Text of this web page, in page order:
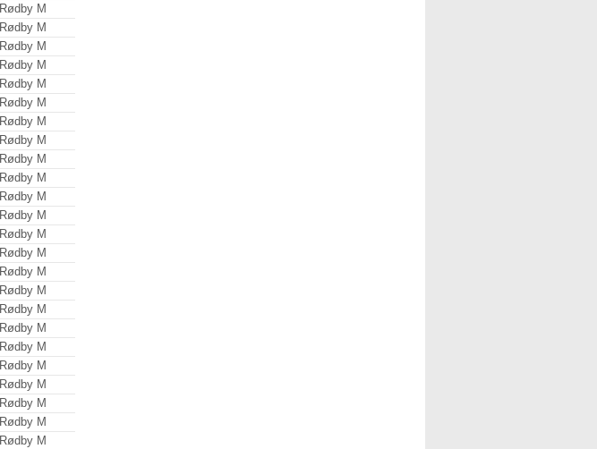
Rødby M
Rødby M
Rødby M
Rødby M
Rødby M
Rødby M
Rødby M
Rødby M
Rødby M
Rødby M
Rødby M
Rødby M
Rødby M
Rødby M
Rødby M
Rødby M
Rødby M
Rødby M
Rødby M
Rødby M
Rødby M
Rødby M
Rødby M
Rødby M